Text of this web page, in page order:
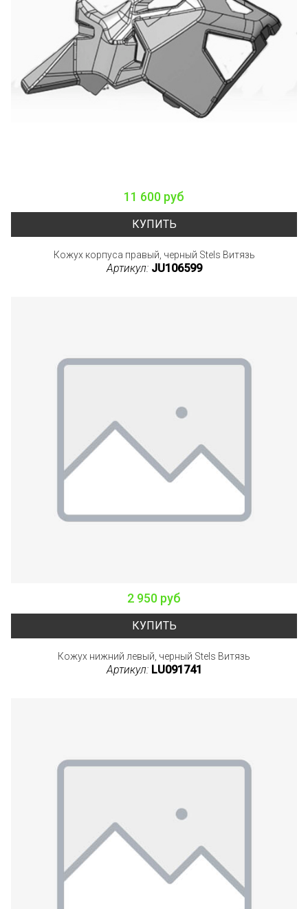
11 600 руб
КУПИТЬ
Кожух корпуса правый, черный Stels Витязь
Артикул: JU106599
2 950 руб
КУПИТЬ
Кожух нижний левый, черный Stels Витязь
Артикул: LU091741